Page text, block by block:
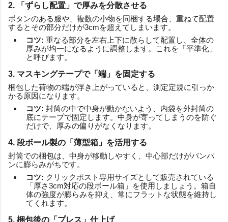
2. 「ずらし配置」で厚みを分散させる
ボタンのある服や、複数の小物を同梱する場合、重ねて配置
するとその部分だけが3cmを超えてしまいます。
コツ: 重なる部分を左右上下に散らして配置し、全体の
厚みが均一になるように調整します。これを「平準化」
と呼びます。
3. マスキングテープで「端」を固定する
梱包した荷物の端が浮き上がっていると、測定定規に引っか
かる原因になります。
コツ: 封筒の中で中身が動かないよう、内袋を外封筒の
底にテープで固定します。中身が寄ってしまうのを防ぐ
だけで、厚みの偏りがなくなります。
4. 段ボール製の「薄型箱」を活用する
封筒での梱包は、中身が移動しやすく、中心部だけがパンパ
ンに膨らみがちです。
コツ: クリックポスト専用サイズとして販売されている
「厚さ3cm対応の段ボール箱」を使用しましょう。箱自
体の強度が膨らみを抑え、常にフラットな状態を維持し
てくれます。
5. 梱包後の「プレス」仕上げ